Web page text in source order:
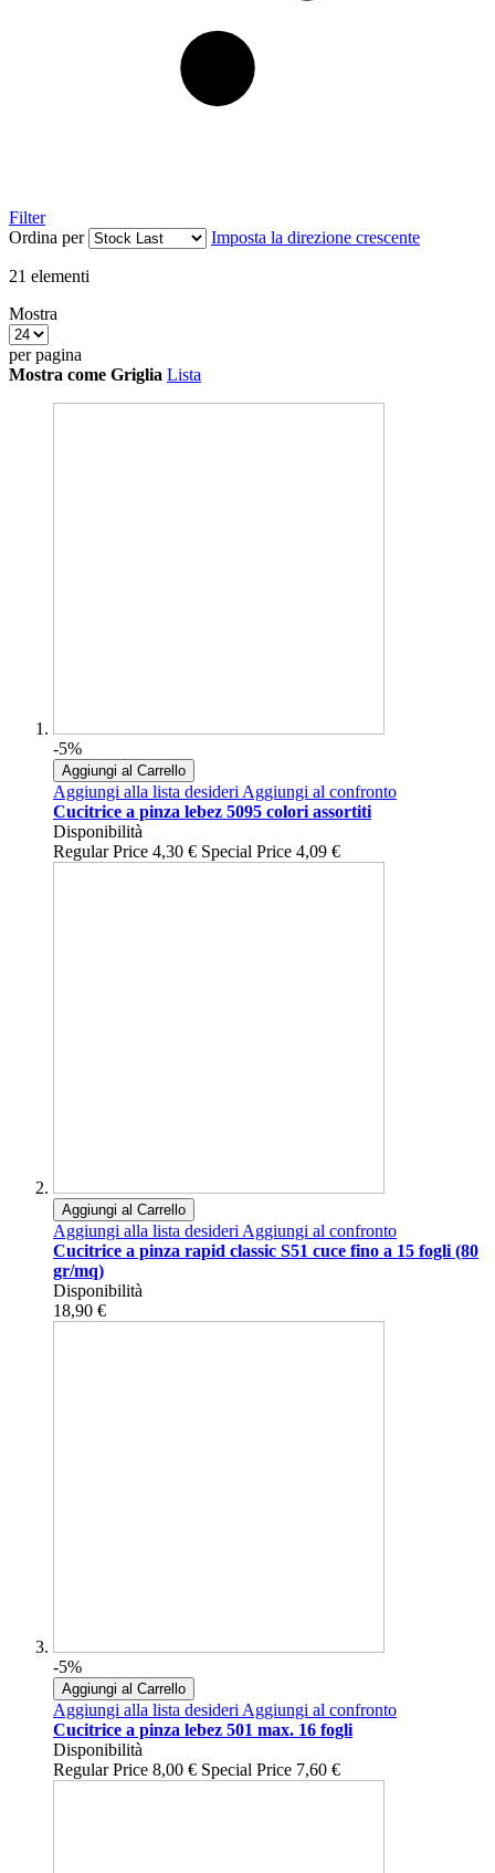
Filter
Ordina per
Imposta la direzione crescente
21 elementi
Mostra
per pagina
Mostra come Griglia Lista
-5%
Aggiungi al Carrello
Aggiungi alla lista desideriAggiungi al confronto
Cucitrice a pinza lebez 5095 colori assortiti
Disponibilità
Regular Price 4,30 € Special Price 4,09 €
Aggiungi al Carrello
Aggiungi alla lista desideriAggiungi al confronto
Cucitrice a pinza rapid classic S51 cuce fino a 15 fogli (80
gr/mq)
Disponibilità
18,90 €
-5%
Aggiungi al Carrello
Aggiungi alla lista desideriAggiungi al confronto
Cucitrice a pinza lebez 501 max. 16 fogli
Disponibilità
Regular Price 8,00 € Special Price 7,60 €